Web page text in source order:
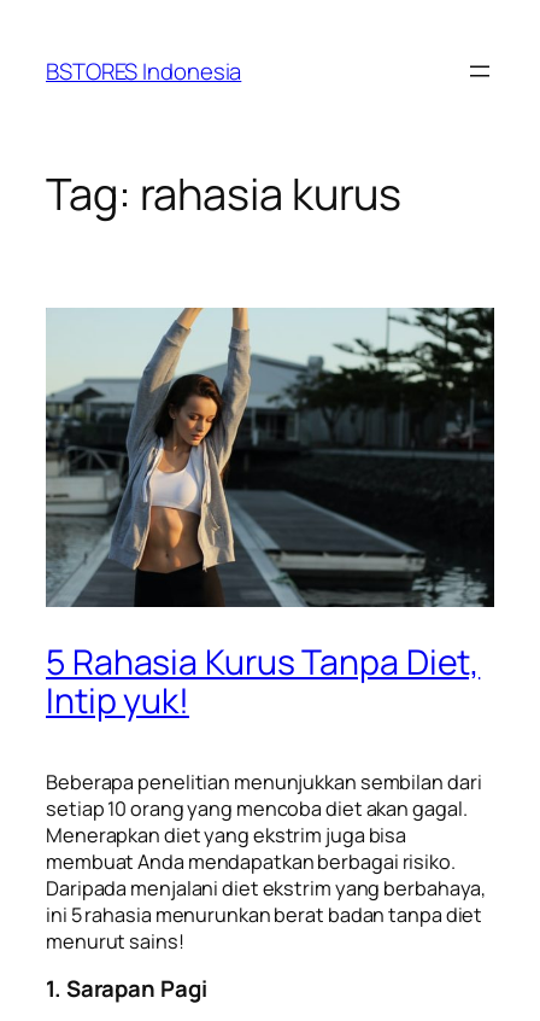
konten
BSTORES Indonesia
Tag: rahasia kurus
5 Rahasia Kurus Tanpa Diet,
Intip yuk!
Beberapa penelitian menunjukkan sembilan dari
setiap 10 orang yang mencoba diet akan gagal.
Menerapkan diet yang ekstrim juga bisa
membuat Anda mendapatkan berbagai risiko.
Daripada menjalani diet ekstrim yang berbahaya,
ini 5 rahasia menurunkan berat badan tanpa diet
menurut sains!
1. Sarapan Pagi